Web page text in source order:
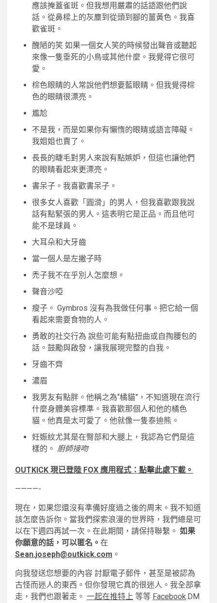
應該掩蓋雀斑。但我想用嚴肅的話語跟他們說
話。從鼻樑上的灰塵到從頭到腳的薑黃色。我喜
歡雀斑。
醜陋的笑 如果一個女人笑的時候發出聲音或聽起
來像一隻垂死的小鳥或其他什麼。我覺得它很可
愛。
棕色眼睛的人常說他們想要藍眼睛。但我覺得棕
色的眼睛很漂亮。
尷尬
不是我，而是如果你有懶惰的眼睛或語言障礙。
我姐姐也賣了。
長長的睫毛對男人來說有點嫉妒，但這也讓他們
的眼睛看起來更漂亮。
書呆子。我喜歡書呆子。
很多女人喜歡「圓滑」的男人，但我喜歡跟我說
話有點緊張的男人。這表明它是正品。而且他可
能不是球員。
大耳朵和大牙齒
當一個人是左撇子時
禿子我不在乎別人怎麼想。
聲音沙啞
瘦子。 Gymbros 沒有為我做任何事。把它給一個
看起來需要食物的人。
勇敢的社交行為 說些可能有點扭曲或自掏腰包的
話。鼓勵與啟發，讓我展現完整的自我。
牙齒不齊
濃眉
我男友有點胖。他稱之為“橘貓”，不知道現在流行
什麼身體美容標準。我喜歡那個人和他的橘色
貓。他真是太可愛了。他就像一隻泰迪熊。
妊娠紋尤其是在臀部和大腿上，我認為它們是這
樣的。 廚師接吻
OUTKICK 現已登陸 FOX 應用程式：點擊此處下載。
————-
現在，如果您還沒有準備好度過之後的周末。我不知道
該怎麼告訴你。當我們探索浪漫的世界時，我們總是可
以在下週四再試一次。在此期間，請保持聯繫。 如果
你願意的話，可以匿名。 在
Sean.joseph@outkick.com 。
向我發送您想要的內容 討厭電子郵件，甚至是被認為
古怪而迷人的東西。但你發現它真的很迷人。我全部拿
走，我們也跟著走。 一起在推特上 等等 Facebook.DM